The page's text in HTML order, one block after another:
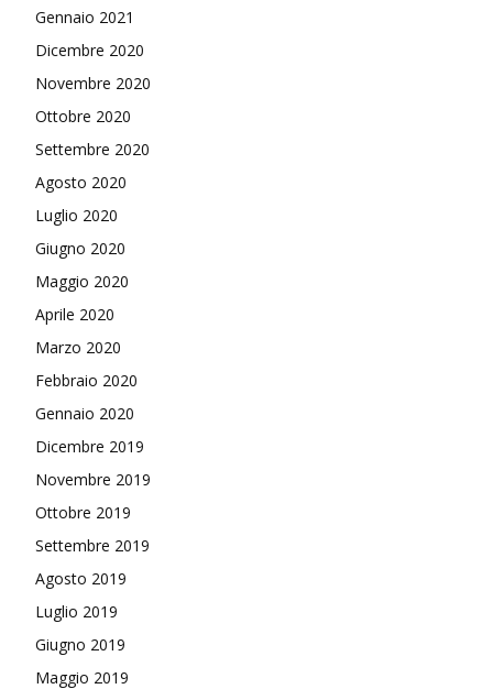
Gennaio 2021
Dicembre 2020
Novembre 2020
Ottobre 2020
Settembre 2020
Agosto 2020
Luglio 2020
Giugno 2020
Maggio 2020
Aprile 2020
Marzo 2020
Febbraio 2020
Gennaio 2020
Dicembre 2019
Novembre 2019
Ottobre 2019
Settembre 2019
Agosto 2019
Luglio 2019
Giugno 2019
Maggio 2019